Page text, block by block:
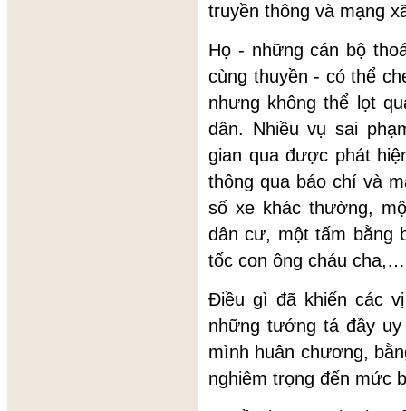
truyền thông và mạng
Họ - những cán bộ
cùng thuyền - có thể
nhưng không thể lọt
dân. Nhiều vụ sai
gian qua được phát
thông qua báo chí và
số xe khác thường,
dân cư, một tấm bằng
tốc con ông cháu cha,…
Điều gì đã khiến các
những tướng tá đầy
mình huân chương,
nghiêm trọng đến mức